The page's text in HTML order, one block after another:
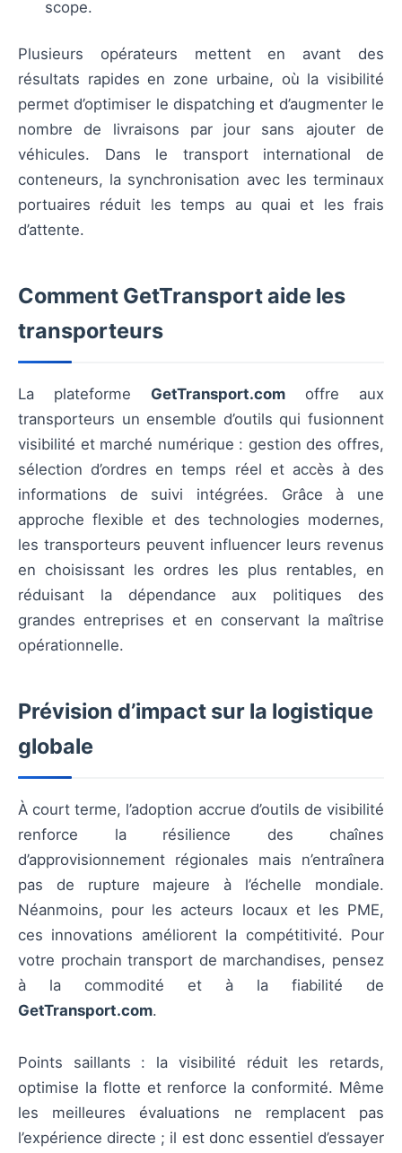
scope.
Plusieurs opérateurs mettent en avant des
résultats rapides en zone urbaine, où la visibilité
permet d’optimiser le dispatching et d’augmenter le
nombre de livraisons par jour sans ajouter de
véhicules. Dans le transport international de
conteneurs, la synchronisation avec les terminaux
portuaires réduit les temps au quai et les frais
d’attente.
Comment GetTransport aide les
transporteurs
La plateforme GetTransport.com offre aux
transporteurs un ensemble d’outils qui fusionnent
visibilité et marché numérique : gestion des offres,
sélection d’ordres en temps réel et accès à des
informations de suivi intégrées. Grâce à une
approche flexible et des technologies modernes,
les transporteurs peuvent influencer leurs revenus
en choisissant les ordres les plus rentables, en
réduisant la dépendance aux politiques des
grandes entreprises et en conservant la maîtrise
opérationnelle.
Prévision d’impact sur la logistique
globale
À court terme, l’adoption accrue d’outils de visibilité
renforce la résilience des chaînes
d’approvisionnement régionales mais n’entraînera
pas de rupture majeure à l’échelle mondiale.
Néanmoins, pour les acteurs locaux et les PME,
ces innovations améliorent la compétitivité. Pour
votre prochain transport de marchandises, pensez
à la commodité et à la fiabilité de
GetTransport.com.
Points saillants : la visibilité réduit les retards,
optimise la flotte et renforce la conformité. Même
les meilleures évaluations ne remplacent pas
l’expérience directe ; il est donc essentiel d’essayer